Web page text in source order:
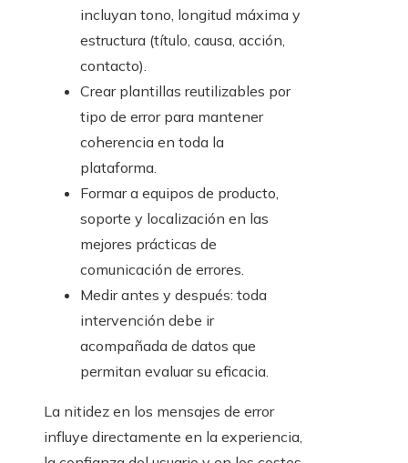
incluyan tono, longitud máxima y
estructura (título, causa, acción,
contacto).
Crear plantillas reutilizables por
tipo de error para mantener
coherencia en toda la
plataforma.
Formar a equipos de producto,
soporte y localización en las
mejores prácticas de
comunicación de errores.
Medir antes y después: toda
intervención debe ir
acompañada de datos que
permitan evaluar su eficacia.
La nitidez en los mensajes de error
influye directamente en la experiencia,